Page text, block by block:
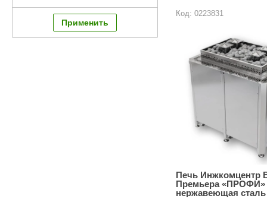
Код: 0223831
Печь Инжкомцентр
Премьера «ПРОФИ»
нержавеющая сталь